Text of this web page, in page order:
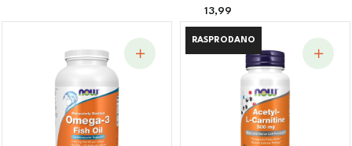
13,99
RASPRODANO
RASPRODANO